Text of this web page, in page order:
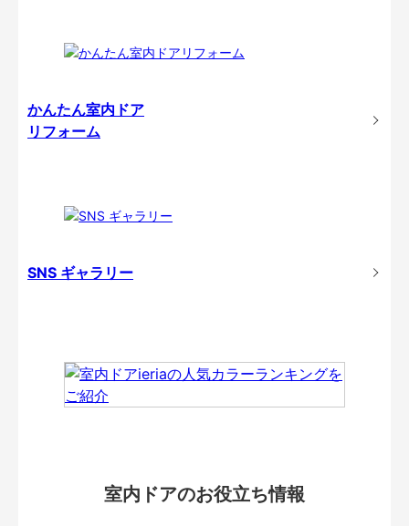
かんたん室内ドア
リフォーム
SNS ギャラリー
室内ドアのお役立ち情報